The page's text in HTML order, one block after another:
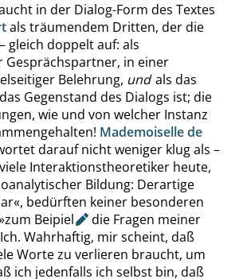
in der Dialog-Form des Textes
als träumendem Dritten, der die
gleich doppelt auf: als
in einer
Belehrung, undals das
Gegenstand des Dialogs ist; die
wie und von welcher Instanz
Mademoiselle de
darauf nicht weniger klug als –
Interaktionstheoretiker heute,
Bildung: Derartige
«, bedürften keiner besonderen
zum Beipiel
die Fragen meiner
Wahrhaftig, mir scheint, daß
Worte zu verlieren braucht, um
ich jedenfalls ich selbst bin, daß